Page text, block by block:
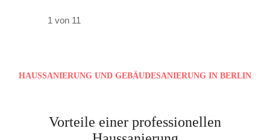
1 von 11
HAUSSANIERUNG UND GEBÄUDESANIERUNG IN BERLIN
Vorteile einer professionellen